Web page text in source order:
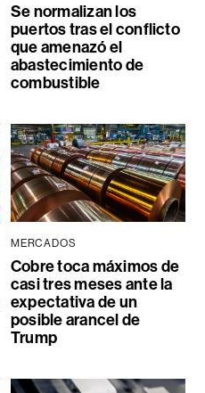
Se normalizan los
puertos tras el conflicto
que amenazó el
abastecimiento de
combustible
MERCADOS
Cobre toca máximos de
casi tres meses ante la
expectativa de un
posible arancel de
Trump